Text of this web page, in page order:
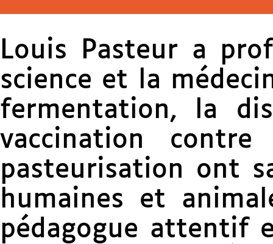
Louis Pasteur a
science et la
fermentation, la
vaccination
pasteurisation ont
humaines et
pédagogue attentif